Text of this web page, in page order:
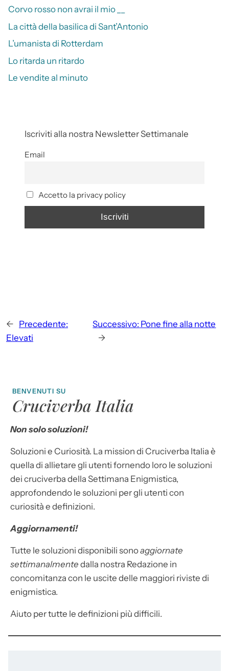
Corvo rosso non avrai il mio __
La città della basilica di Sant’Antonio
L’umanista di Rotterdam
Lo ritarda un ritardo
Le vendite al minuto
Iscriviti alla nostra Newsletter Settimanale
Email
Accetto la privacy policy
← Precedente:
Elevati
Successivo: Pone fine alla notte
→
BENVENUTI SU
Cruciverba Italia
Non solo soluzioni!
Soluzioni e Curiosità. La mission di Cruciverba Italia è
quella di allietare gli utenti fornendo loro le soluzioni
dei cruciverba della Settimana Enigmistica,
approfondendo le soluzioni per gli utenti con
curiosità e definizioni.
Aggiornamenti!
Tutte le soluzioni disponibili sonoaggiornate
settimanalmente dalla nostra Redazione in
concomitanza con le uscite delle maggiori riviste di
enigmistica.
Aiuto per tutte le definizioni più difficili.